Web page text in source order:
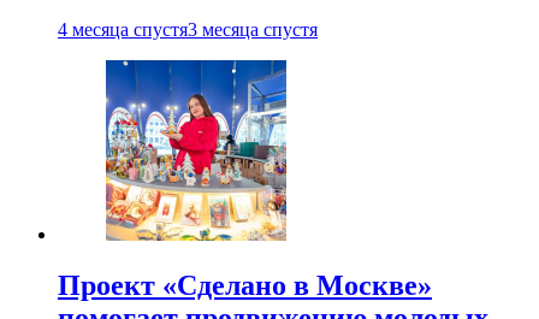
4 месяца спустя3 месяца спустя
Проект «Сделано в Москве»